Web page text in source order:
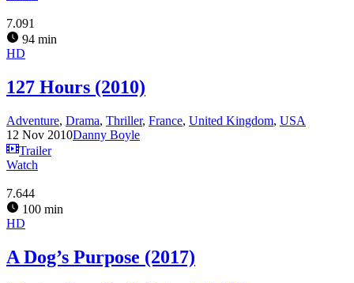
7.091
94 min
HD
127 Hours (2010)
Adventure, Drama, Thriller, France, United Kingdom, USA
12 Nov 2010Danny Boyle
Trailer
Watch
7.644
100 min
HD
A Dog’s Purpose (2017)